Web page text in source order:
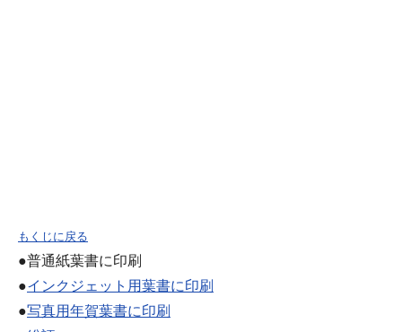
もくじに戻る
●普通紙葉書に印刷
●インクジェット用葉書に印刷
●写真用年賀葉書に印刷